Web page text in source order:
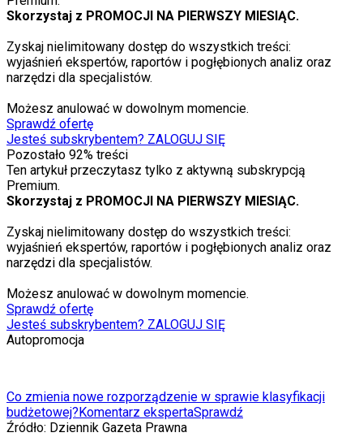
Skorzystaj z PROMOCJI NA PIERWSZY MIESIĄC.
Zyskaj nielimitowany dostęp do wszystkich treści:
wyjaśnień ekspertów, raportów i pogłębionych analiz oraz
narzędzi dla specjalistów.
Możesz anulować w dowolnym momencie.
Sprawdź ofertę
Jesteś subskrybentem? ZALOGUJ SIĘ
Pozostało 92% treści
Ten artykuł przeczytasz tylko z aktywną subskrypcją
Premium.
Skorzystaj z PROMOCJI NA PIERWSZY MIESIĄC.
Zyskaj nielimitowany dostęp do wszystkich treści:
wyjaśnień ekspertów, raportów i pogłębionych analiz oraz
narzędzi dla specjalistów.
Możesz anulować w dowolnym momencie.
Sprawdź ofertę
Jesteś subskrybentem? ZALOGUJ SIĘ
Autopromocja
Co zmienia nowe rozporządzenie w sprawie klasyfikacji
budżetowej?Komentarz ekspertaSprawdź
Źródło: Dziennik Gazeta Prawna